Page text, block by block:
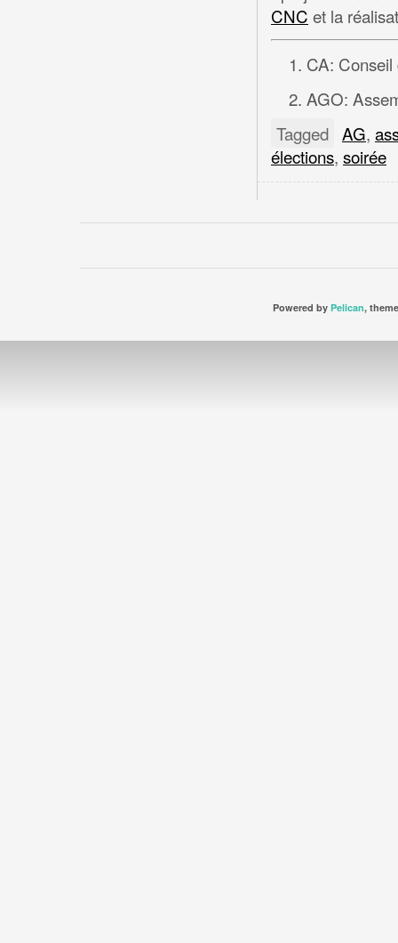
CNC et la
CA:
AGO:
Tagged AG,
élections, soirée
Powered by Pelican,